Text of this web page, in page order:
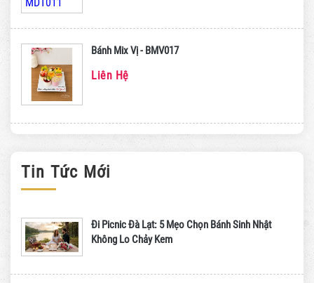
Bánh Mix Vị - BMV017
Liên Hệ
Tin Tức Mới
Đi Picnic Đà Lạt: 5 Mẹo Chọn Bánh Sinh Nhật
Không Lo Chảy Kem